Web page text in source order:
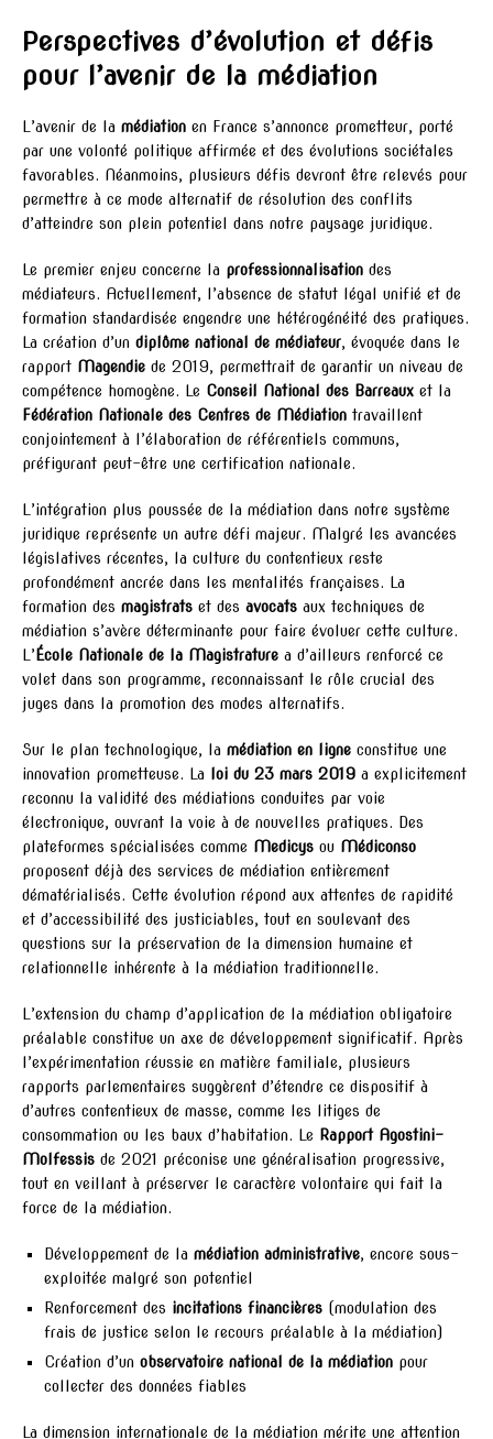
Perspectives d’évolution et défis
pour l’avenir de la médiation
L’avenir de la médiation en France s’annonce prometteur, porté
par une volonté politique affirmée et des évolutions sociétales
favorables. Néanmoins, plusieurs défis devront être relevés pour
permettre à ce mode alternatif de résolution des conflits
d’atteindre son plein potentiel dans notre paysage juridique.
Le premier enjeu concerne la professionnalisation des
médiateurs. Actuellement, l’absence de statut légal unifié et de
formation standardisée engendre une hétérogénéité des pratiques.
La création d’un diplôme national de médiateur, évoquée dans le
rapport Magendie de 2019, permettrait de garantir un niveau de
compétence homogène. Le Conseil National des Barreaux et la
Fédération Nationale des Centres de Médiation travaillent
conjointement à l’élaboration de référentiels communs,
préfigurant peut-être une certification nationale.
L’intégration plus poussée de la médiation dans notre système
juridique représente un autre défi majeur. Malgré les avancées
législatives récentes, la culture du contentieux reste
profondément ancrée dans les mentalités françaises. La
formation des magistrats et des avocats aux techniques de
médiation s’avère déterminante pour faire évoluer cette culture.
L’ École Nationale de la Magistrature a d’ailleurs renforcé ce
volet dans son programme, reconnaissant le rôle crucial des
juges dans la promotion des modes alternatifs.
Sur le plan technologique, la médiation en ligne constitue une
innovation prometteuse. La
loi du 23 mars 2019 a explicitement
reconnu la validité des médiations conduites par voie
électronique, ouvrant la voie à de nouvelles pratiques. Des
plateformes spécialisées comme Medicys ou Médiconso
proposent déjà des services de médiation entièrement
dématérialisés. Cette évolution répond aux attentes de rapidité
et d’accessibilité des justiciables, tout en soulevant des
questions sur la préservation de la dimension humaine et
relationnelle inhérente à la médiation traditionnelle.
L’extension du champ d’application de la médiation obligatoire
préalable constitue un axe de développement significatif. Après
l’expérimentation réussie en matière familiale, plusieurs
rapports parlementaires suggèrent d’étendre ce dispositif à
d’autres contentieux de masse, comme les litiges de
consommation ou les baux d’habitation. Le Rapport Agostini-
Molfessis de 2021 préconise une généralisation progressive,
tout en veillant à préserver le caractère volontaire qui fait la
force de la médiation.
Développement de la médiation administrative, encore sous-
exploitée malgré son potentiel
Renforcement des incitations financières (modulation des
frais de justice selon le recours préalable à la médiation)
Création d’un observatoire national de la médiation pour
collecter des données fiables
La dimension internationale de la médiation mérite une attention